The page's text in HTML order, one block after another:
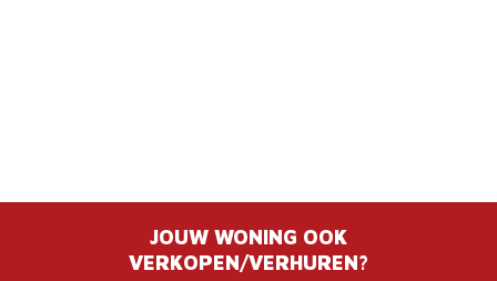
JOUW WONING OOK
VERKOPEN/VERHUREN?